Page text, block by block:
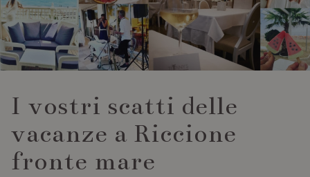
I vostri scatti delle
vacanze a Riccione
fronte mare